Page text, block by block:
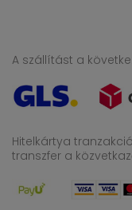
A szállítást a
Hitelkártya
transzfer a